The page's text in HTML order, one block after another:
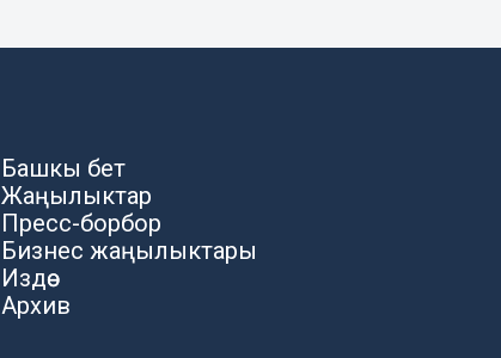
Башкы бет
Жаңылыктар
Пресс-борбор
Бизнес жаңылыктары
Издөө
Архив